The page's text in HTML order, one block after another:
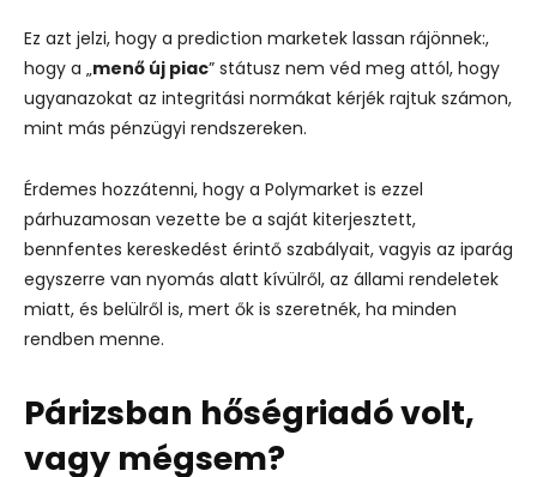
Ez azt jelzi, hogy a prediction marketek lassan rájönnek:,
hogy a „menő új piac” státusz nem véd meg attól, hogy
ugyanazokat az integritási normákat kérjék rajtuk számon,
mint más pénzügyi rendszereken.
Érdemes hozzátenni, hogy a Polymarket is ezzel
párhuzamosan vezette be a saját kiterjesztett,
bennfentes kereskedést érintő szabályait, vagyis az iparág
egyszerre van nyomás alatt kívülről, az állami rendeletek
miatt, és belülről is, mert ők is szeretnék, ha minden
rendben menne.
Párizsban hőségriadó volt,
vagy mégsem?